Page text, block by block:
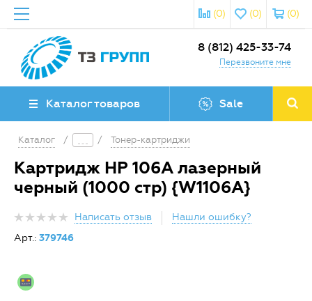
(0)
(0)
(0)
8 (812) 425-33-74
Перезвоните мне
Каталог товаров Sale
Каталог / / Тонер-картриджи
Картридж HP 106A лазерный
черный (1000 стр) {W1106A}
Написать отзыв
Нашли ошибку?
Арт.: 379746